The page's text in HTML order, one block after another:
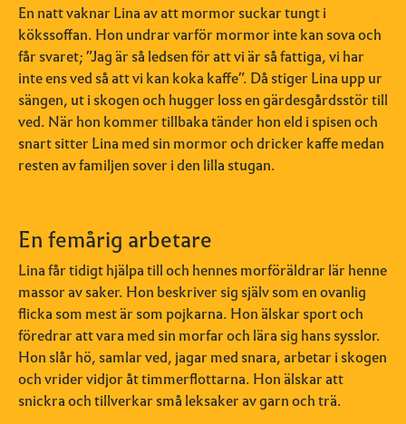
En natt vaknar Lina av att mormor suckar tungt i
kökssoffan. Hon undrar varför mormor inte kan sova och
får svaret; ”Jag är så ledsen för att vi är så fattiga, vi har
inte ens ved så att vi kan koka kaffe”. Då stiger Lina upp ur
sängen, ut i skogen och hugger loss en gärdesgårdsstör till
ved. När hon kommer tillbaka tänder hon eld i spisen och
snart sitter Lina med sin mormor och dricker kaffe medan
resten av familjen sover i den lilla stugan.
En femårig arbetare
Lina får tidigt hjälpa till och hennes morföräldrar lär henne
massor av saker. Hon beskriver sig själv som en ovanlig
flicka som mest är som pojkarna. Hon älskar sport och
föredrar att vara med sin morfar och lära sig hans sysslor.
Hon slår hö, samlar ved, jagar med snara, arbetar i skogen
och vrider vidjor åt timmerflottarna. Hon älskar att
snickra och tillverkar små leksaker av garn och trä.